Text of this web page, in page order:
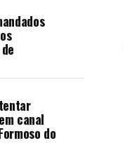
canal
do